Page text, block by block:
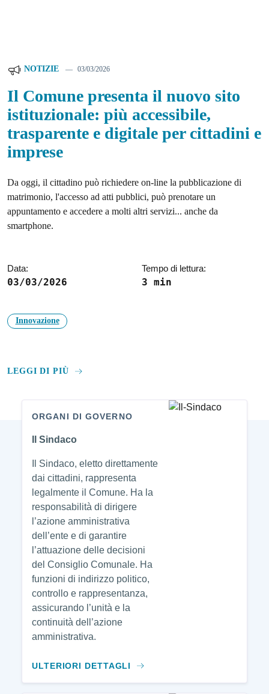
NOTIZIE 03/03/2026
Il Comune presenta il nuovo sito
istituzionale: più accessibile,
trasparente e digitale per cittadini e
imprese
Da oggi, il cittadino può richiedere on-line la pubblicazione di
matrimonio, l'accesso ad atti pubblici, può prenotare un
appuntamento e accedere a molti altri servizi... anche da
smartphone.
Data:
03/03/2026
Tempo di lettura:
3 min
Innovazione
LEGGI DI PIÙ
Amministrazione
ORGANI DI GOVERNO
Il Sindaco
Il Sindaco, eletto direttamente
dai cittadini, rappresenta
legalmente il Comune. Ha la
responsabilità di dirigere
l’azione amministrativa
dell’ente e di garantire
l’attuazione delle decisioni
del Consiglio Comunale. Ha
funzioni di indirizzo politico,
controllo e rappresentanza,
assicurando l’unità e la
continuità dell’azione
amministrativa.
ULTERIORI DETTAGLI